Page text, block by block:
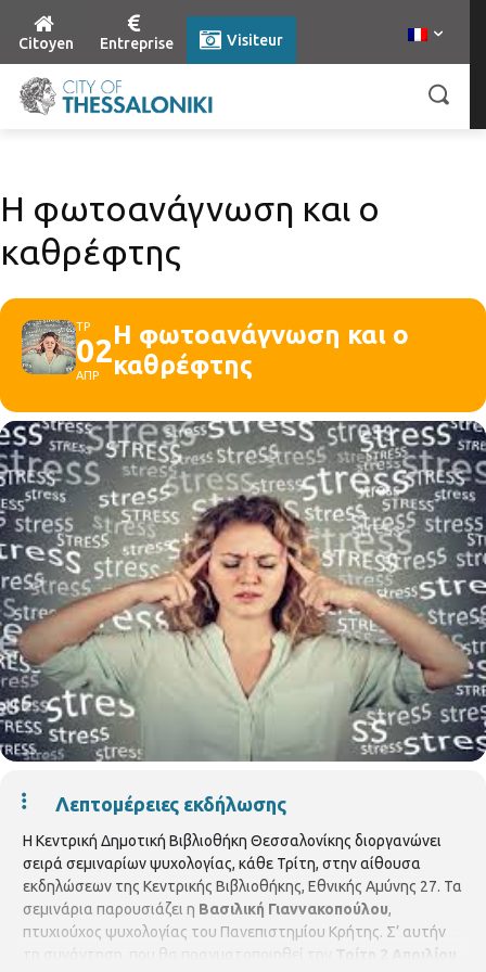
Citoyen Entreprise Visiteur
Η φωτοανάγνωση και ο
καθρέφτης
ΤΡ
02
ΑΠΡ
Η φωτοανάγνωση και ο
καθρέφτης
Λεπτομέρειες εκδήλωσης
Η Κεντρική Δημοτική Βιβλιοθήκη Θεσσαλονίκης διοργανώνει
σειρά σεμιναρίων ψυχολογίας, κάθε Τρίτη, στην αίθουσα
εκδηλώσεων της Κεντρικής Βιβλιοθήκης, Εθνικής Αμύνης 27. Τα
σεμινάρια παρουσιάζει η Βασιλική Γιαννακοπούλου,
πτυχιούχος ψυχολογίας του Πανεπιστημίου Κρήτης. Σ’ αυτήν
τη συνάντηση, που θα πραγματοποιηθεί την Τρίτη 2 Απριλίου